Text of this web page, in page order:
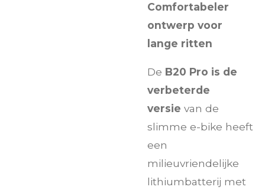
Comfortabeler
ontwerp voor
lange ritten
De B20 Pro is de
verbeterde
versie van de
slimme e-bike heeft
een
milieuvriendelijke
lithiumbatterij met